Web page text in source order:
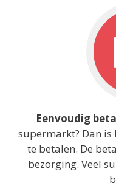
Eenvoudig
supermarkt? Dan
te betalen. De
bezorging. Veel